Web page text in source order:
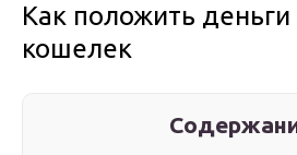
Как положить деньги
кошелек